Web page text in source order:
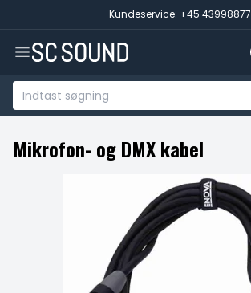
Kundeservice: +45 43998877
Mikrofon- og DMX kabel